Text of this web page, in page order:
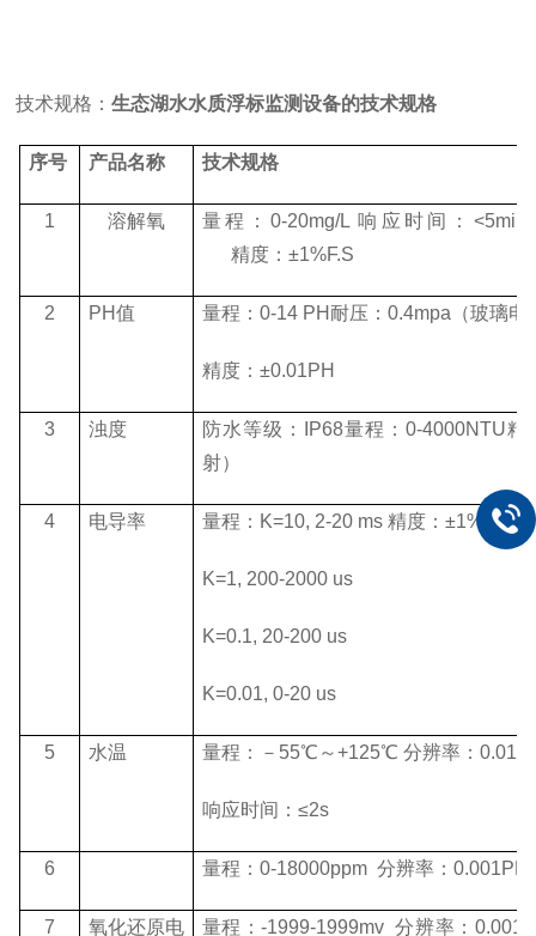
技术规格：生态湖水水质浮标监测设备的技术规格
序号 产品名称 技术规格
1 溶解氧
量程：0-20mg/L 响应时间：<5min
精度：±1%F.S
2 PH值 量程：0-14 PH耐压：0.4mpa（玻璃电
精度：±0.01PH
3 浊度
防水等级：IP68量程：0-4000NTU精
射）
4 电导率 量程：K=10, 2-20 ms 精度：±1%F.S（
K=1, 200-2000 us
K=0.1, 20-200 us
K=0.01, 0-20 us
5 水温 量程：－55℃～+125℃ 分辨率：
响应时间：≤2s
6 量程：0-18000ppm 分辨率：
7
氧化还原电
量程：-1999-1999mv 分辨率：